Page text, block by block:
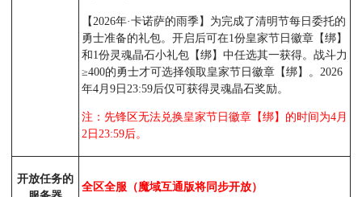
【2026年·卡诺萨的雨季】为完成了清明节每日委托的
勇士准备的礼包。开启后可在1份皇家节日徽章【绑】
和1份灵魂晶石小礼包【绑】中任选其一获得。战斗力
≥400的勇士才可选择领取皇家节日徽章【绑】。2026
年4月9日23:59后仅可获得灵魂晶石奖励。
注：先锋区无法兑换皇家节日徽章【绑】的时间为4月
2日23:59后。
开放任务的
全区全服（魔域互通版将同步开放）